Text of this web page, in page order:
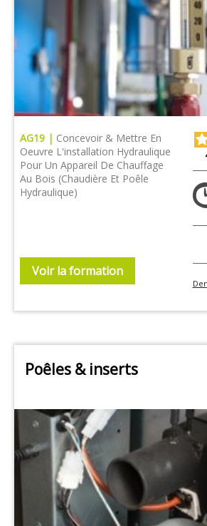
AG19 | Concevoir & Mettre En
Oeuvre L'installation Hydraulique
Pour Un Appareil De Chauffage
Au Bois (chaudière Et Poêle
Hydraulique)
Voir la formation
Poêles & inserts